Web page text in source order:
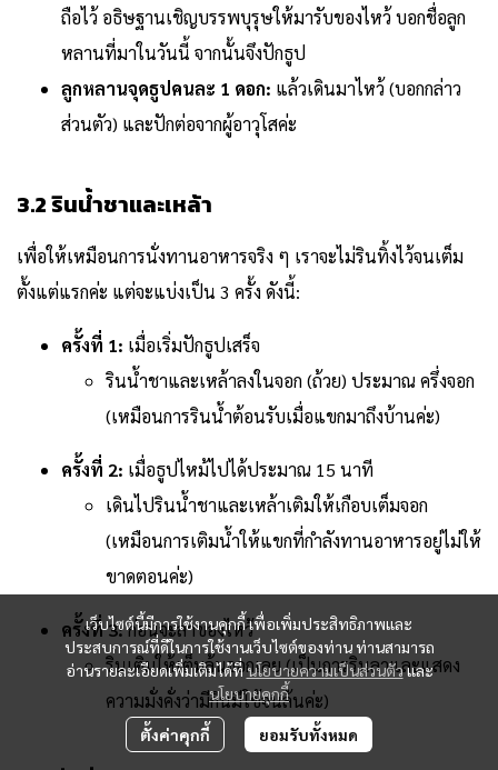
ถือไว้ อธิษฐานเชิญบรรพบุรุษให้มารับของไหว้ บอกชื่อลูก
หลานที่มาในวันนี้ จากนั้นจึงปักธูป
ลูกหลานจุดธูปคนละ 1 ดอก: แล้วเดินมาไหว้ (บอกกล่าว
ส่วนตัว) และปักต่อจากผู้อาวุโสค่ะ
3.2 รินน้ำชาและเหล้า
เพื่อให้เหมือนการนั่งทานอาหารจริง ๆ เราจะไม่รินทิ้งไว้จนเต็ม
ตั้งแต่แรกค่ะ แต่จะแบ่งเป็น 3 ครั้ง ดังนี้:
ครั้งที่ 1: เมื่อเริ่มปักธูปเสร็จ
รินน้ำชาและเหล้าลงในจอก (ถ้วย) ประมาณ ครึ่งจอก
(เหมือนการรินน้ำต้อนรับเมื่อแขกมาถึงบ้านค่ะ)
ครั้งที่ 2: เมื่อธูปไหม้ไปได้ประมาณ 15 นาที
เดินไปรินน้ำชาและเหล้าเติมให้เกือบเต็มจอก
(เหมือนการเติมน้ำให้แขกที่กำลังทานอาหารอยู่ไม่ให้
ขาดตอนค่ะ)
ครั้งที่ 3:ก่อนจะลาของไหว้
รินเติมให้เต็มล้นจอกเลย (เป็นการรินลาและแสดง
ความมั่งคั่งว่ามีกินมีใช้จนล้นค่ะ)
เว็บไซต์นี้มีการใช้งานคุกกี้ เพื่อเพิ่มประสิทธิภาพและ
ประสบการณ์ที่ดีในการใช้งานเว็บไซต์ของท่าน ท่านสามารถ
อ่านรายละเอียดเพิ่มเติมได้ที่นโยบายความเป็นส่วนตัวและ
นโยบายคุกกี้
ตั้งค่าคุกกี้ ยอมรับทั้งหมด